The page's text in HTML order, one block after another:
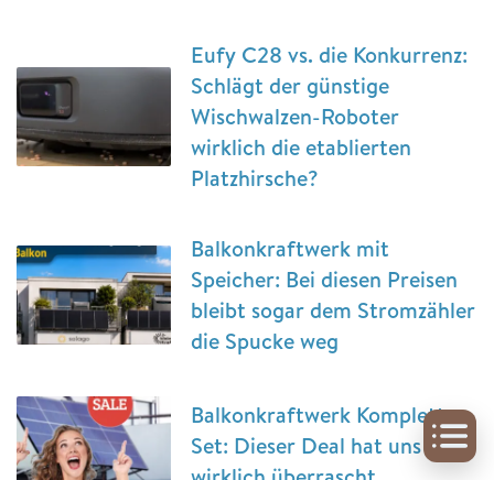
Eufy C28 vs. die Konkurrenz:
Schlägt der günstige
Wischwalzen-Roboter
wirklich die etablierten
Platzhirsche?
Balkonkraftwerk mit
Speicher: Bei diesen Preisen
bleibt sogar dem Stromzähler
die Spucke weg
Balkonkraftwerk Komplett-
Set: Dieser Deal hat uns